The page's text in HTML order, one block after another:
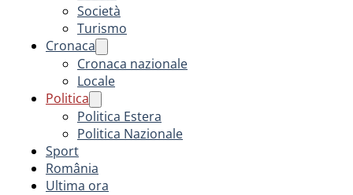
Società
Turismo
Cronaca
Cronaca nazionale
Locale
Politica
Politica Estera
Politica Nazionale
Sport
România
Ultima ora